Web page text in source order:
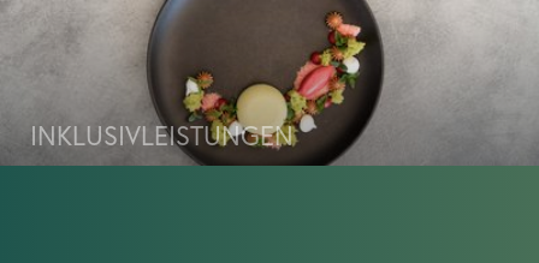
INKLUSIVLEISTUNGEN